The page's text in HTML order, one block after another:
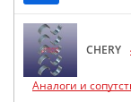
CHERY
Аналоги и